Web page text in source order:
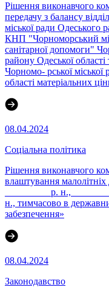
Рішення виконавчого
передачу з балансу
міської ради Одеського
КНП "Чорноморський
санітарної допомоги"
району Одеської
Чорномо- рської
області матеріальних
08.04.2024
Соціальна політика
Рішення виконавчого
влаштування
_________ р. н.,
н., тимчасово в
забезпечення»
08.04.2024
Законодавство